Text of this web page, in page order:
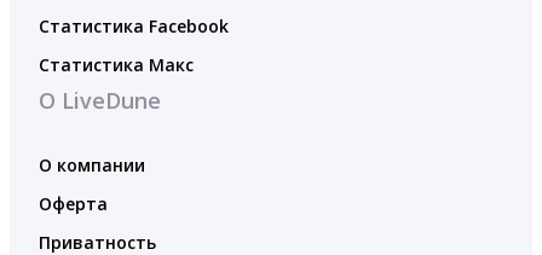
Статистика Facebook
Статистика Макс
О LiveDune
О компании
Оферта
Приватность